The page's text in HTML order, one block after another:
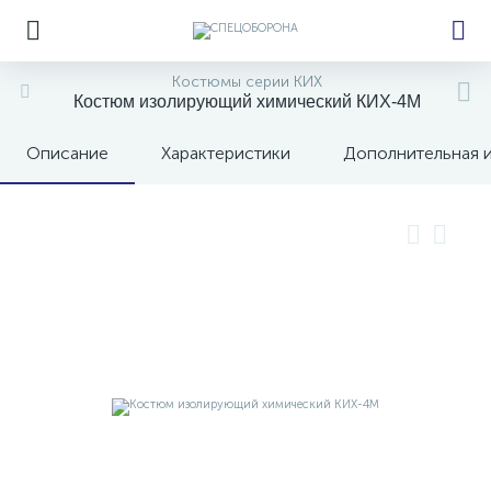
Костюмы серии КИХ
Костюм изолирующий химический КИХ-4М
Описание Характеристики Дополнительная